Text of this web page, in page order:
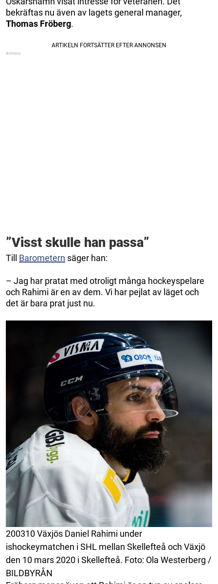
bekräftas nu även av lagets general manager,
Thomas Fröberg.
”Visst skulle han passa”
Till Barometern säger han:
– Jag har pratat med otroligt många hockeyspelare
och Rahimi är en av dem. Vi har pejlat av läget och
det är bara prat just nu.
200310 Växjös Daniel Rahimi under
ishockeymatchen i SHL mellan Skellefteå och Växjö
den 10 mars 2020 i Skellefteå. Foto: Ola Westerberg /
BILDBYRÅN